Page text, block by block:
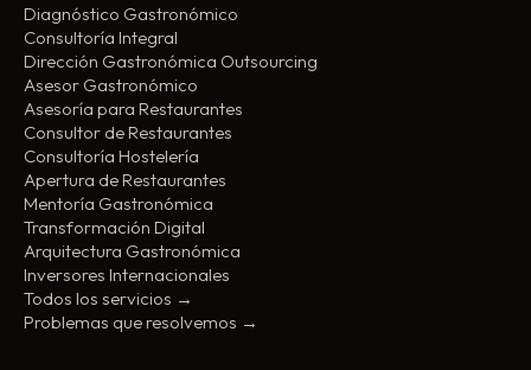
Diagnóstico Gastronómico
Consultoría Integral
Dirección Gastronómica Outsourcing
Asesor Gastronómico
Asesoría para Restaurantes
Consultor de Restaurantes
Consultoría Hostelería
Apertura de Restaurantes
Mentoría Gastronómica
Transformación Digital
Arquitectura Gastronómica
Inversores Internacionales
Todos los servicios →
Problemas que resolvemos →